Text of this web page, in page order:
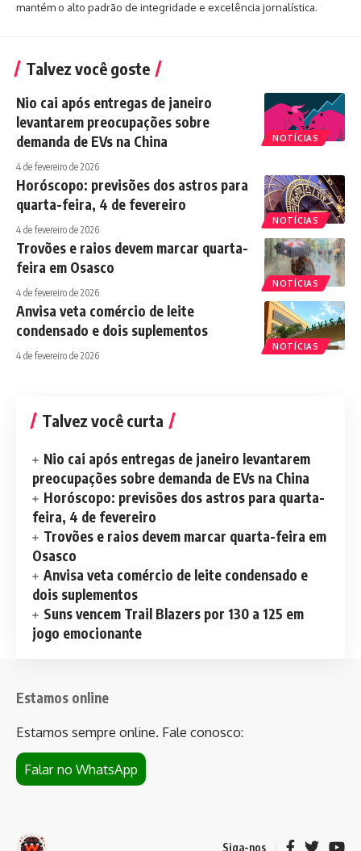
mantém o alto padrão de integridade e excelência jornalística.
Talvez você goste
NOTÍCIAS
Nio cai após entregas de janeiro
levantarem preocupações sobre
demanda de EVs na China
4 de fevereiro de 2026
NOTÍCIAS
Horóscopo: previsões dos astros para
quarta-feira, 4 de fevereiro
4 de fevereiro de 2026
NOTÍCIAS
Trovões e raios devem marcar quarta-
feira em Osasco
4 de fevereiro de 2026
NOTÍCIAS
Anvisa veta comércio de leite
condensado e dois suplementos
4 de fevereiro de 2026
Talvez você curta
Nio cai após entregas de janeiro levantarem
preocupações sobre demanda de EVs na China
Horóscopo: previsões dos astros para quarta-
feira, 4 de fevereiro
Trovões e raios devem marcar quarta-feira em
Osasco
Anvisa veta comércio de leite condensado e
dois suplementos
Suns vencem Trail Blazers por 130 a 125 em
jogo emocionante
Estamos online
Estamos sempre online. Fale conosco:
Falar no WhatsApp
Siga-nos